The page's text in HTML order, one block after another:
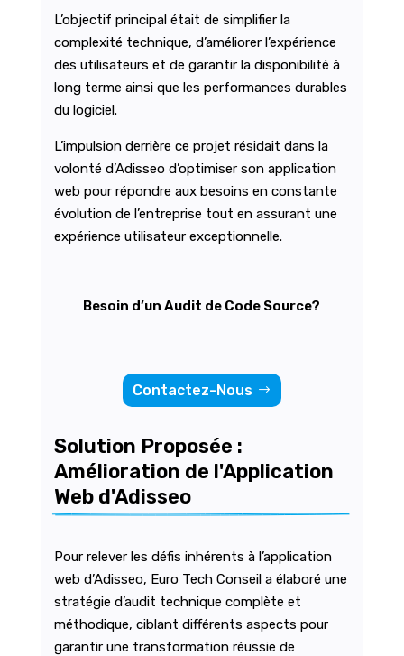
L’objectif principal était de simplifier la
complexité technique, d’améliorer l’expérience
des utilisateurs et de garantir la disponibilité à
long terme ainsi que les performances durables
du logiciel.
L’impulsion derrière ce projet résidait dans la
volonté d’Adisseo d’optimiser son application
web pour répondre aux besoins en constante
évolution de l’entreprise tout en assurant une
expérience utilisateur exceptionnelle.
Besoin d’un Audit de Code Source?
Contactez-Nous
Solution Proposée :
Amélioration de l'Application
Web d'Adisseo
Pour relever les défis inhérents à l’application
web d’Adisseo, Euro Tech Conseil a élaboré une
stratégie d’audit technique complète et
méthodique, ciblant différents aspects pour
garantir une transformation réussie de